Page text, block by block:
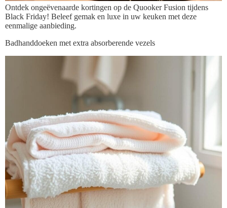
Ontdek ongeëvenaarde kortingen op de Quooker Fusion tijdens
Black Friday! Beleef gemak en luxe in uw keuken met deze
eenmalige aanbieding.
Badhanddoeken met extra absorberende vezels